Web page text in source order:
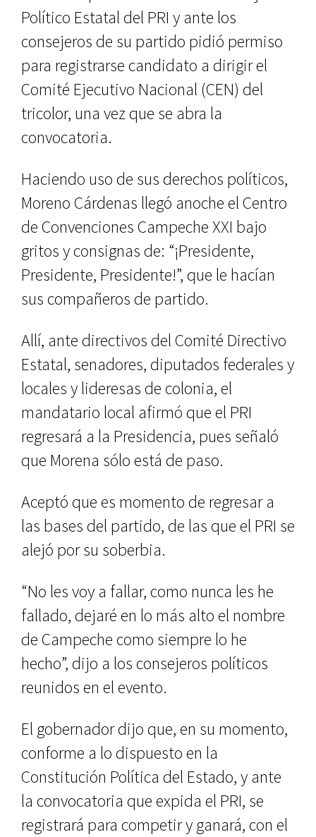
Político Estatal del PRI y ante los
consejeros de su partido pidió permiso
para registrarse candidato a dirigir el
Comité Ejecutivo Nacional (CEN) del
tricolor, una vez que se abra la
convocatoria.
Haciendo uso de sus derechos políticos,
Moreno Cárdenas llegó anoche el Centro
de Convenciones Campeche XXI bajo
gritos y consignas de: “¡Presidente,
Presidente, Presidente!”, que le hacían
sus compañeros de partido.
Allí, ante directivos del Comité Directivo
Estatal, senadores, diputados federales y
locales y lideresas de colonia, el
mandatario local afirmó que el PRI
regresará a la Presidencia, pues señaló
que Morena sólo está de paso.
Aceptó que es momento de regresar a
las bases del partido, de las que el PRI se
alejó por su soberbia.
“No les voy a fallar, como nunca les he
fallado, dejaré en lo más alto el nombre
de Campeche como siempre lo he
hecho”, dijo a los consejeros políticos
reunidos en el evento.
El gobernador dijo que, en su momento,
conforme a lo dispuesto en la
Constitución Política del Estado, y ante
la convocatoria que expida el PRI, se
registrará para competir y ganará, con el